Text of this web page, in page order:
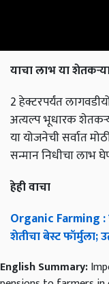
याचा लाभ या
2 हेक्टरपर्यंत
अत्यल्प भूधारक
या योजनेची सर्वात
सन्मान निधीचा
हेही वाचा
Organic Farming :
शेतीचा बेस्ट फॉर्मुला;
English Summary: